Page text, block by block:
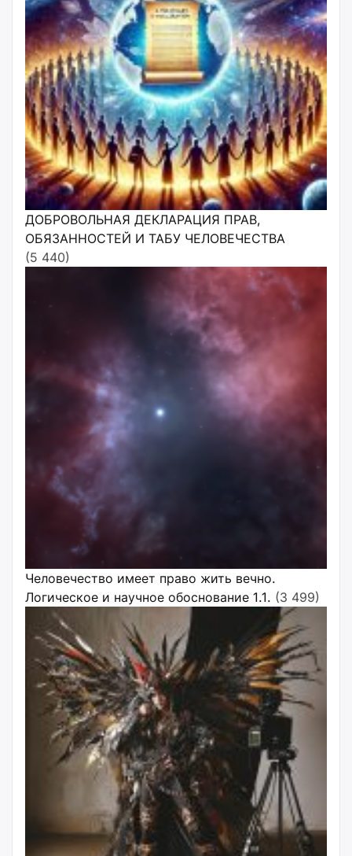
ДОБРОВОЛЬНАЯ ДЕКЛАРАЦИЯ ПРАВ,
ОБЯЗАННОСТЕЙ И ТАБУ ЧЕЛОВЕЧЕСТВА
(5 440)
Человечество имеет право жить вечно.
Логическое и научное обоснование 1.1. (3 499)